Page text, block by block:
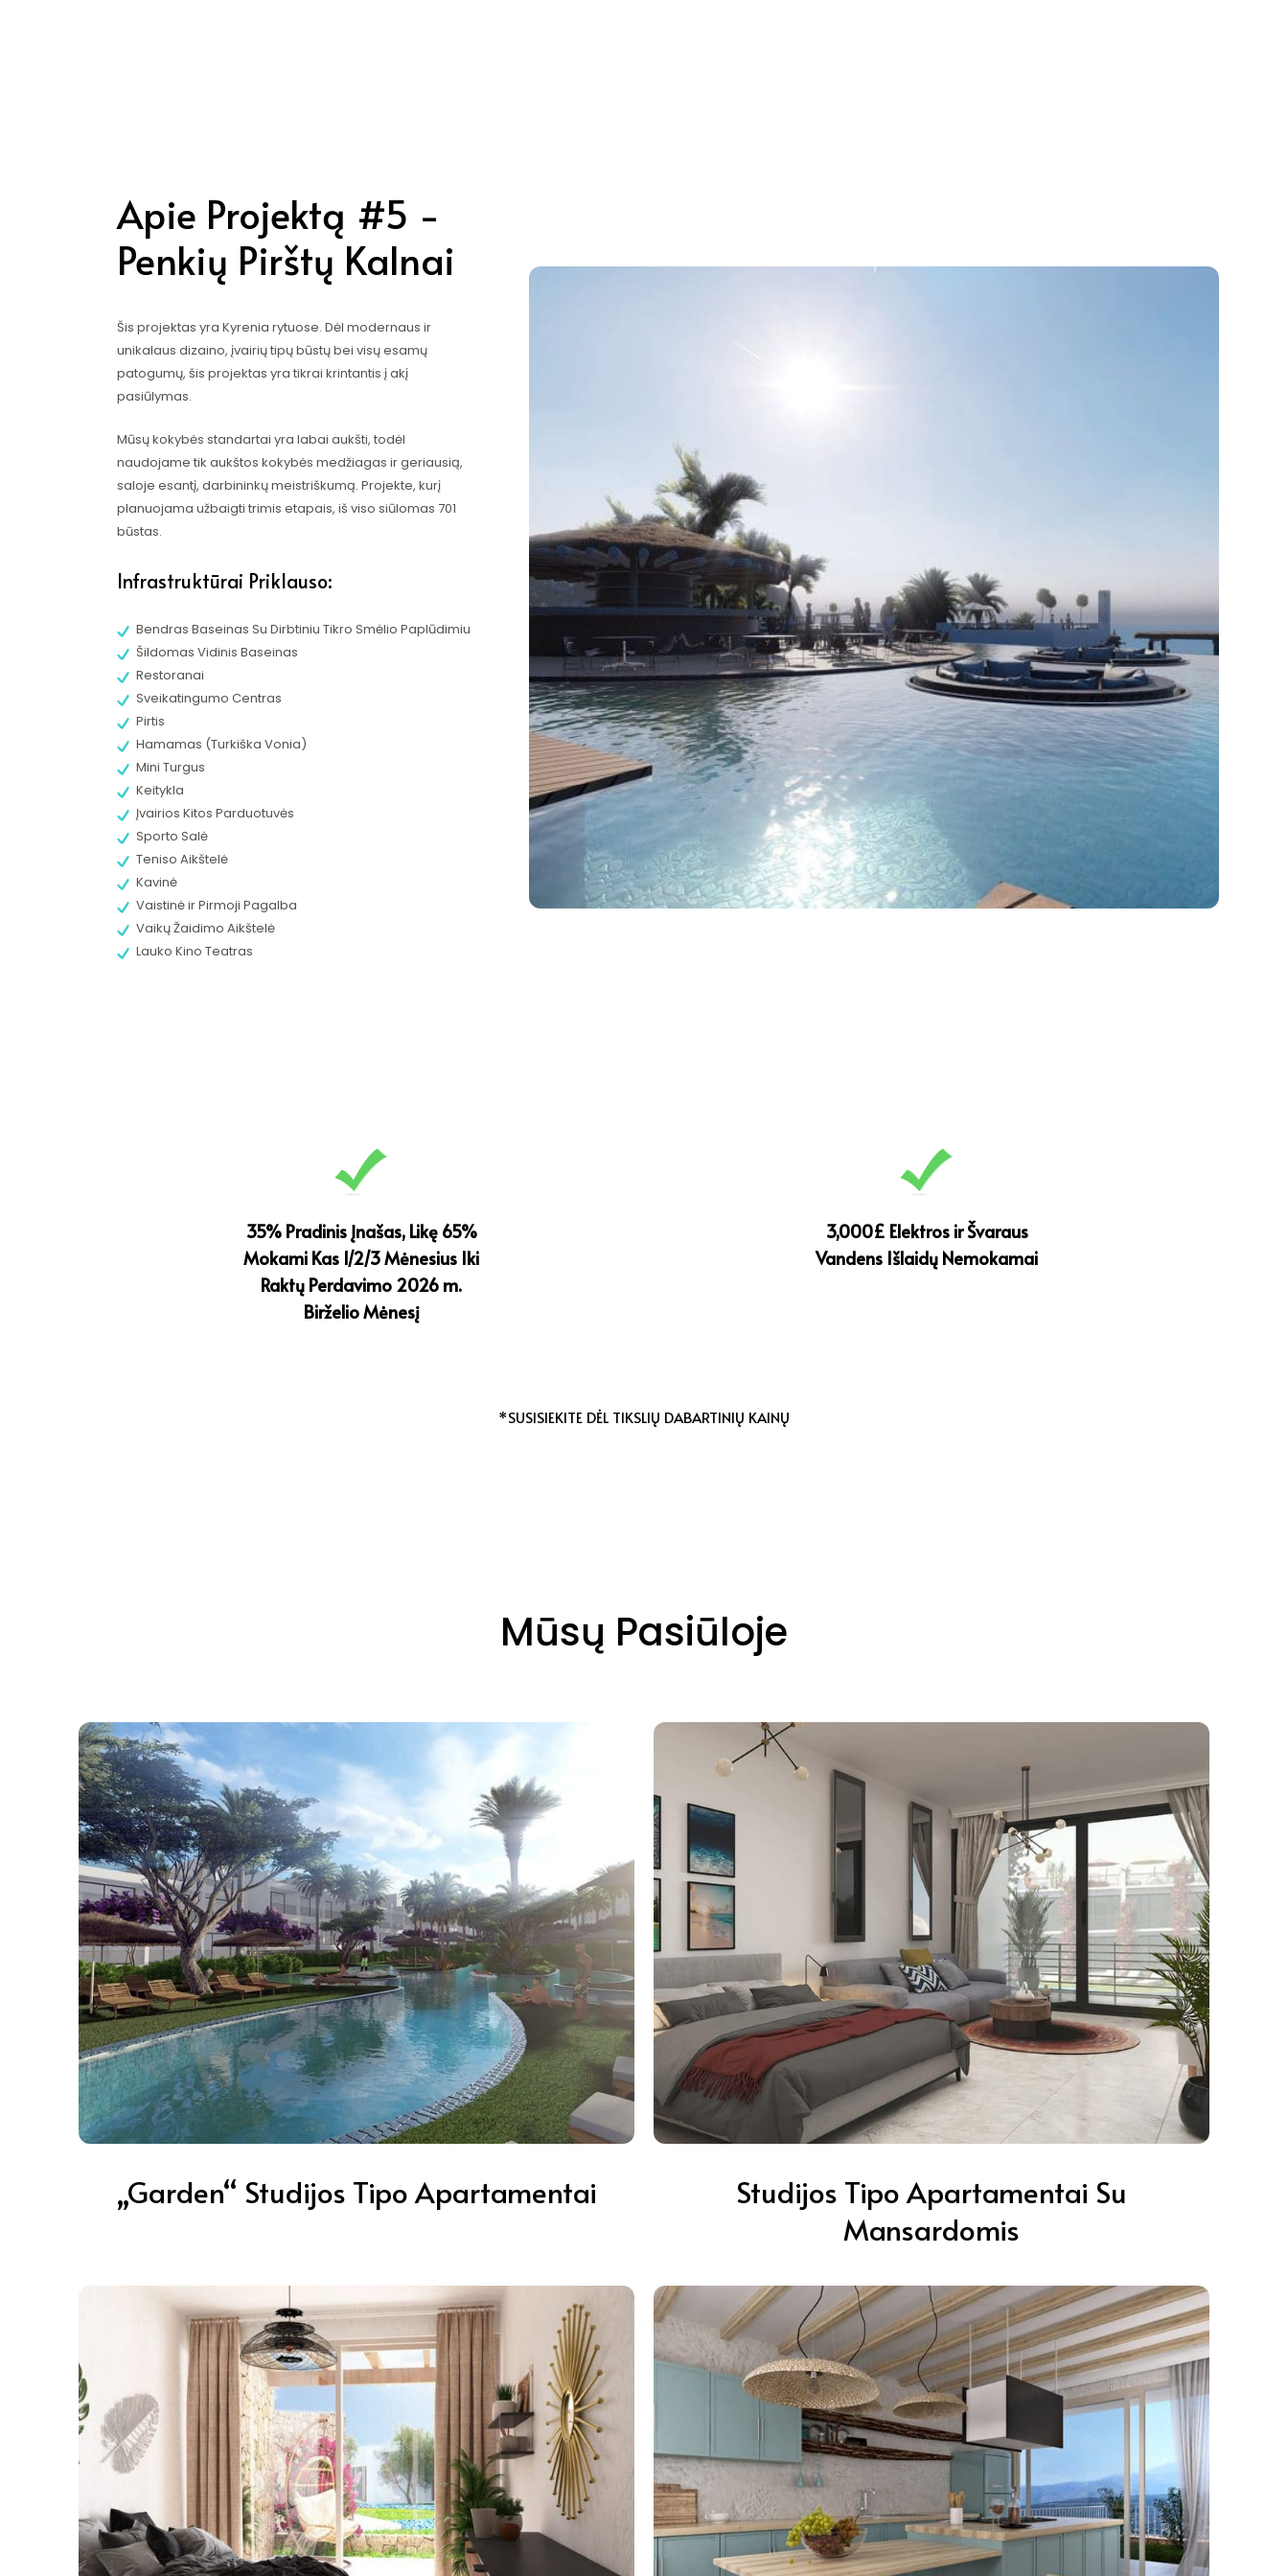
Apie Projektą #5 -
Penkių Pirštų Kalnai
Šis projektas yra Kyrenia rytuose. Dėl modernaus ir
unikalaus dizaino, įvairių tipų būstų bei visų esamų
patogumų, šis projektas yra tikrai krintantis į akį
pasiūlymas.
Mūsų kokybės standartai yra labai aukšti, todėl
naudojame tik aukštos kokybės medžiagas ir geriausią,
saloje esantį, darbininkų meistriškumą. Projekte, kurį
planuojama užbaigti trimis etapais, iš viso siūlomas 701
būstas.
Infrastruktūrai Priklauso:
Bendras Baseinas Su Dirbtiniu Tikro Smėlio Paplūdimiu
Šildomas Vidinis Baseinas
Restoranai
Sveikatingumo Centras
Pirtis
Hamamas (Turkiška Vonia)
Mini Turgus
Keitykla
Įvairios Kitos Parduotuvės
Sporto Salė
Teniso Aikštelė
Kavinė
Vaistinė ir Pirmoji Pagalba
Vaikų Žaidimo Aikštelė
Lauko Kino Teatras
35% Pradinis Įnašas, Likę 65%
Mokami Kas 1/2/3 Mėnesius Iki
Raktų Perdavimo 2026 m.
Birželio Mėnesį
3,000£ Elektros ir Švaraus
Vandens Išlaidų Nemokamai
*SUSISIEKITE DĖL TIKSLIŲ DABARTINIŲ KAINŲ
Mūsų Pasiūloje
„Garden“ Studijos Tipo Apartamentai
Studijos Tipo Apartamentai Su
Mansardomis